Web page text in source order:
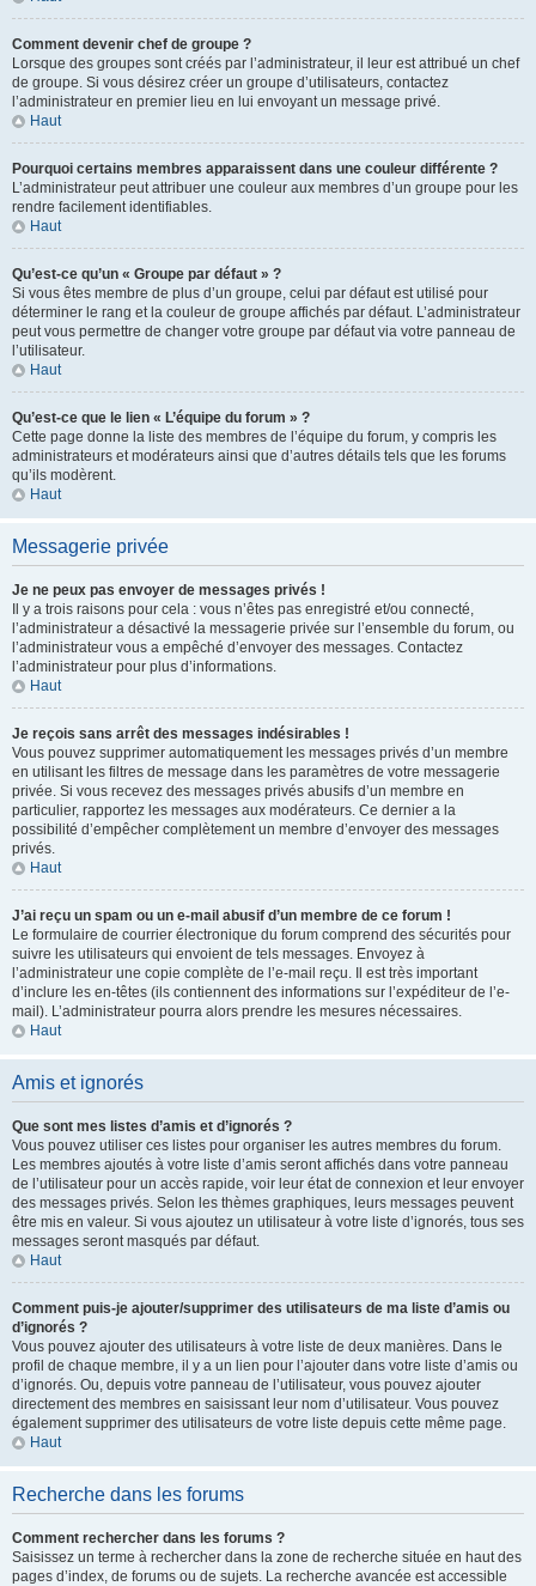
Comment devenir chef de groupe ?
Lorsque des groupes sont créés par l’administrateur, il leur est attribué un chef
de groupe. Si vous désirez créer un groupe d’utilisateurs, contactez
l’administrateur en premier lieu en lui envoyant un message privé.
Haut
Pourquoi certains membres apparaissent dans une couleur différente ?
L’administrateur peut attribuer une couleur aux membres d’un groupe pour les
rendre facilement identifiables.
Haut
Qu’est-ce qu’un « Groupe par défaut » ?
Si vous êtes membre de plus d’un groupe, celui par défaut est utilisé pour
déterminer le rang et la couleur de groupe affichés par défaut. L’administrateur
peut vous permettre de changer votre groupe par défaut via votre panneau de
l’utilisateur.
Haut
Qu’est-ce que le lien « L’équipe du forum » ?
Cette page donne la liste des membres de l’équipe du forum, y compris les
administrateurs et modérateurs ainsi que d’autres détails tels que les forums
qu’ils modèrent.
Haut
Messagerie privée
Je ne peux pas envoyer de messages privés !
Il y a trois raisons pour cela : vous n’êtes pas enregistré et/ou connecté,
l’administrateur a désactivé la messagerie privée sur l’ensemble du forum, ou
l’administrateur vous a empêché d’envoyer des messages. Contactez
l’administrateur pour plus d’informations.
Haut
Je reçois sans arrêt des messages indésirables !
Vous pouvez supprimer automatiquement les messages privés d’un membre
en utilisant les filtres de message dans les paramètres de votre messagerie
privée. Si vous recevez des messages privés abusifs d’un membre en
particulier, rapportez les messages aux modérateurs. Ce dernier a la
possibilité d’empêcher complètement un membre d’envoyer des messages
privés.
Haut
J’ai reçu un spam ou un e-mail abusif d’un membre de ce forum !
Le formulaire de courrier électronique du forum comprend des sécurités pour
suivre les utilisateurs qui envoient de tels messages. Envoyez à
l’administrateur une copie complète de l’e-mail reçu. Il est très important
d’inclure les en-têtes (ils contiennent des informations sur l’expéditeur de l’e-
mail). L’administrateur pourra alors prendre les mesures nécessaires.
Haut
Amis et ignorés
Que sont mes listes d’amis et d’ignorés ?
Vous pouvez utiliser ces listes pour organiser les autres membres du forum.
Les membres ajoutés à votre liste d’amis seront affichés dans votre panneau
de l’utilisateur pour un accès rapide, voir leur état de connexion et leur envoyer
des messages privés. Selon les thèmes graphiques, leurs messages peuvent
être mis en valeur. Si vous ajoutez un utilisateur à votre liste d’ignorés, tous ses
messages seront masqués par défaut.
Haut
Comment puis-je ajouter/supprimer des utilisateurs de ma liste d’amis ou
d’ignorés ?
Vous pouvez ajouter des utilisateurs à votre liste de deux manières. Dans le
profil de chaque membre, il y a un lien pour l’ajouter dans votre liste d’amis ou
d’ignorés. Ou, depuis votre panneau de l’utilisateur, vous pouvez ajouter
directement des membres en saisissant leur nom d’utilisateur. Vous pouvez
également supprimer des utilisateurs de votre liste depuis cette même page.
Haut
Recherche dans les forums
Comment rechercher dans les forums ?
Saisissez un terme à rechercher dans la zone de recherche située en haut des
pages d’index, de forums ou de sujets. La recherche avancée est accessible